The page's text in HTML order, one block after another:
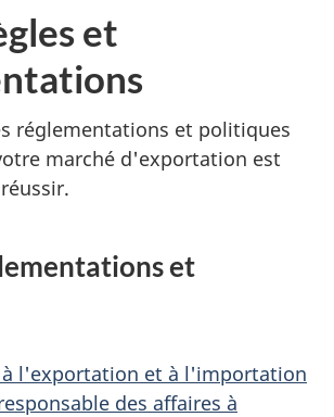
et
réglementations et politiques
marché d'exportation est
et
à l'exportation et à l'importation
des affaires à